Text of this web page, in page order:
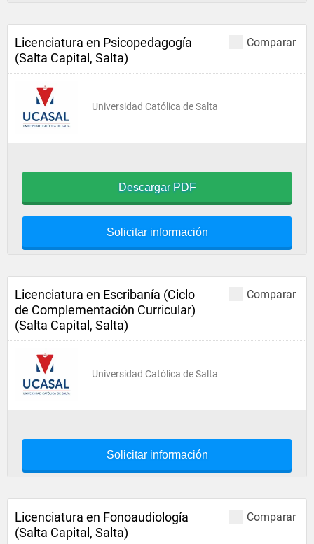
Comparar
Licenciatura en Psicopedagogía
(Salta Capital, Salta)
Universidad Católica de Salta
Descargar PDF
Solicitar información
Comparar
Licenciatura en Escribanía (Ciclo
de Complementación Curricular)
(Salta Capital, Salta)
Universidad Católica de Salta
Solicitar información
Comparar
Licenciatura en Fonoaudiología
(Salta Capital, Salta)